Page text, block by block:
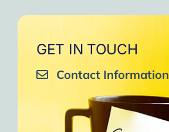
GET IN TOUCH
Contact Information